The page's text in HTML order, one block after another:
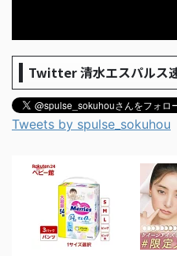
Twitter 清水エスパルス
Tweets by spulse_sokuhou